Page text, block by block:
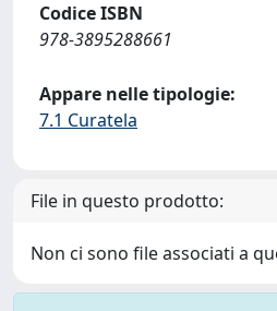
Codice ISBN
978-3895288661
Appare nelle tipologie:
7.1 Curatela
File in questo prodotto:
Non ci sono file associati a